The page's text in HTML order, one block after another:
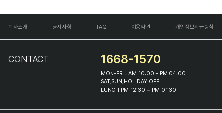
회사소개 공지사항 FAQ 이용약관 개인정보취급방침
CONTACT 1668-1570
MON-FRI : AM 10:00 - PM 04:00
SAT,SUN,HOLIDAY OFF
LUNCH PM 12:30 ~ PM 01:30